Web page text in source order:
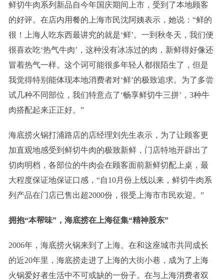
鲜切牛肉系列新品自今年国庆期间上市，受到了本地顾客
的好评。在店内用餐的上海市民沈阿姨表示，她说：“鲜的
很！上海人吃东西最讲究的就是‘鲜’。一到秋冬天，我们便
很喜欢吃‘热气牛肉’，这种没有冰冻过的肉，新鲜得好像还
冒着热气一样。这个词可能很多年轻人都很陌生了，但是
我觉得特别能体现本地消费者对‘鲜’的极致追求。为了多尝
试几种不同部位，我们特意点了‘畅享鲜切牛三拼’，3种牛
肉搭配起来正正好。”
海底捞火锅打浦路店的店经理刘先生表示，为了让顾客更
加直观地感受到鲜切牛肉的极致新鲜，门店特地开辟出了
切肉明档，各部位的牛肉会在顾客面前新鲜切配上桌，最
大程度保证地保证口感，“自10月份上线以来，鲜切牛肉系
列产品在门店已售出超2000份，很受上海市市民欢迎。”
拥抱“本帮味”，海底捞在上海征集“精神股东”
2006年，海底捞火锅来到了上海。在和这座城市共同成长
的近20年里，海底捞走进了上海的大街小巷，成为了上海
火锅爱好者生活中不可或缺的一份子。在与上海消费者双